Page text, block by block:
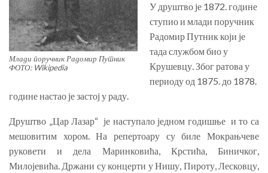
Млади поручник Радомир Путник
ФОТО: Wikipedia
У друштво је 1872. године
ступио и млади поручник
Радомир Путник који је
тада службом био у
Крушевцу. Због ратова у
периоду од 1875. до 1878.
године настао је застој у раду.
Друштво „Цар Лазар“ је наступало једном годишње и то са
мешовитим хором. На репертоару су биле Мокрањчеве
руковети и дела Маринковића, Крстића, Биничког,
Милојевића. Држани су концерти у Нишу, Пироту, Лесковцу,